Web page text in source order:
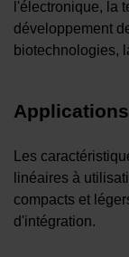
l'électronique, la
développement
biotechnologies,
Les
linéaires à
compacts et
d'intégration.